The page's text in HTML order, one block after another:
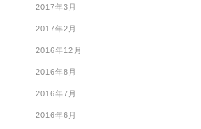
2017年3月
2017年2月
2016年12月
2016年8月
2016年7月
2016年6月